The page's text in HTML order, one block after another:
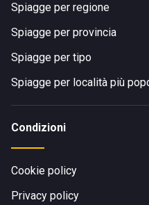
Spiagge per regione
Spiagge per provincia
Spiagge per tipo
Spiagge per località più
Condizioni
Cookie policy
Privacy policy